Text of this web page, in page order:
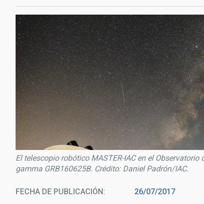
ayuda
a
la
navegación
El telescopio robótico MASTER-IAC en el
gamma GRB160625B. Crédito: Daniel Padrón/IAC.
FECHA DE PUBLICACIÓN 26/07/2017